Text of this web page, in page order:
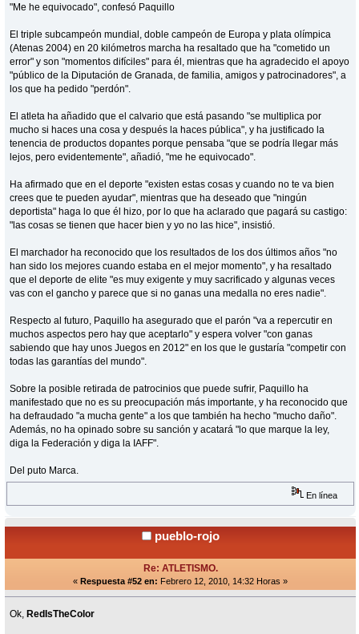
"Me he equivocado", confesó Paquillo
El triple subcampeón mundial, doble campeón de Europa y plata olímpica
(Atenas 2004) en 20 kilómetros marcha ha resaltado que ha "cometido un
error" y son "momentos difíciles" para él, mientras que ha agradecido el apoyo
"público de la Diputación de Granada, de familia, amigos y patrocinadores", a
los que ha pedido "perdón".
El atleta ha añadido que el calvario que está pasando "se multiplica por
mucho si haces una cosa y después la haces pública", y ha justificado la
tenencia de productos dopantes porque pensaba "que se podría llegar más
lejos, pero evidentemente", añadió, "me he equivocado".
Ha afirmado que en el deporte "existen estas cosas y cuando no te va bien
crees que te pueden ayudar", mientras que ha deseado que "ningún
deportista" haga lo que él hizo, por lo que ha aclarado que pagará su castigo:
"las cosas se tienen que hacer bien y yo no las hice", insistió.
El marchador ha reconocido que los resultados de los dos últimos años "no
han sido los mejores cuando estaba en el mejor momento", y ha resaltado
que el deporte de elite "es muy exigente y muy sacrificado y algunas veces
vas con el gancho y parece que si no ganas una medalla no eres nadie".
Respecto al futuro, Paquillo ha asegurado que el parón "va a repercutir en
muchos aspectos pero hay que aceptarlo" y espera volver "con ganas
sabiendo que hay unos Juegos en 2012" en los que le gustaría "competir con
todas las garantías del mundo".
Sobre la posible retirada de patrocinios que puede sufrir, Paquillo ha
manifestado que no es su preocupación más importante, y ha reconocido que
ha defraudado "a mucha gente" a los que también ha hecho "mucho daño".
Además, no ha opinado sobre su sanción y acatará "lo que marque la ley,
diga la Federación y diga la IAFF".
Del puto Marca.
En línea
pueblo-rojo
Re: ATLETISMO.
« Respuesta #52 en: Febrero 12, 2010, 14:32 Horas »
Ok,RedIsTheColor